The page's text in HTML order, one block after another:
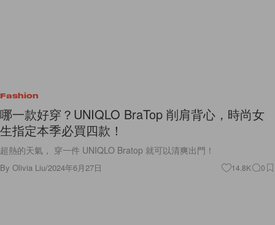
Fashion
哪一款好穿？UNIQLO BraTop 削肩背心，時尚女
生指定本季必買四款！
超熱的天氣， 穿一件 UNIQLO Bratop 就可以清爽出門！
By Olivia Liu/2024年6月27日 14.8K 0